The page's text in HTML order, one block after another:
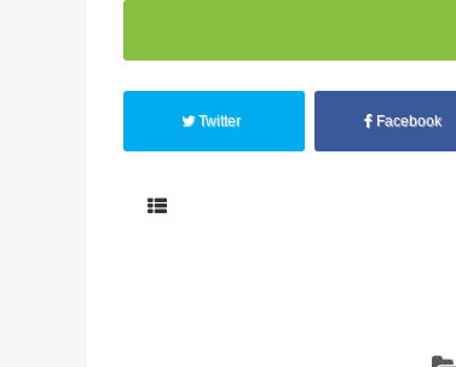
Twitter Facebook